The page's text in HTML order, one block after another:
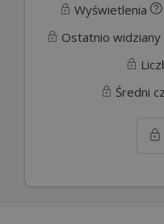
Wyświetlenia
Ostatnio widziany
Średni